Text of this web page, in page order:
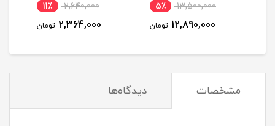
تومان
2,640,000
2,364,000
700,000
580,000
مشخصات دیدگاه‌ها